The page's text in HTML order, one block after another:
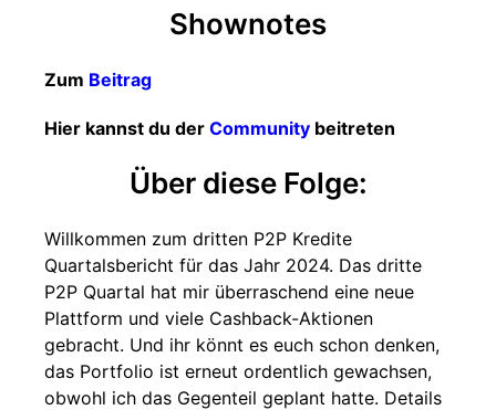
Shownotes
Zum Beitrag
Hier kannst du der Community beitreten
Über diese Folge:
Willkommen zum dritten P2P Kredite
Quartalsbericht für das Jahr 2024. Das dritte
P2P Quartal hat mir überraschend eine neue
Plattform und viele Cashback-Aktionen
gebracht. Und ihr könnt es euch schon denken,
das Portfolio ist erneut ordentlich gewachsen,
obwohl ich das Gegenteil geplant hatte. Details